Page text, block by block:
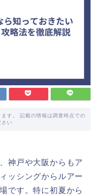
す。 記載の情報は調査時点での
い
神戸や大阪からもア
ッシングからルアー
です。特に初夏から